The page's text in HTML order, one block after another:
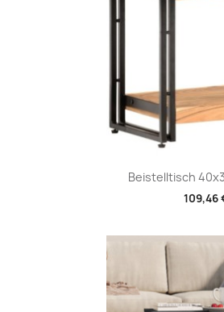
Beistelltisch
109,46
